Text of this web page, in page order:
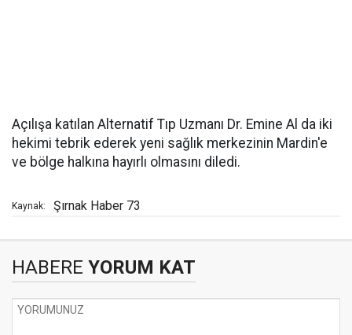
Açılışa katılan Alternatif Tıp Uzmanı Dr. Emine Al da iki
hekimi tebrik ederek yeni sağlık merkezinin Mardin'e
ve bölge halkına hayırlı olmasını diledi.
Kaynak: Şırnak Haber 73
HABERE YORUM KAT